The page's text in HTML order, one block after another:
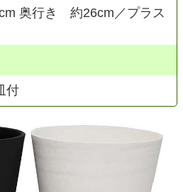
奥行き 約26cm／プラス
付